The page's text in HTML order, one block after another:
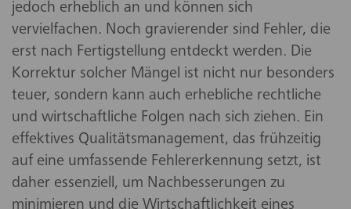
jedoch erheblich an und können sich
vervielfachen. Noch gravierender sind Fehler, die
erst nach Fertigstellung entdeckt werden. Die
Korrektur solcher Mängel ist nicht nur besonders
teuer, sondern kann auch erhebliche rechtliche
und wirtschaftliche Folgen nach sich ziehen. Ein
effektives Qualitätsmanagement, das frühzeitig
auf eine umfassende Fehlererkennung setzt, ist
daher essenziell, um Nachbesserungen zu